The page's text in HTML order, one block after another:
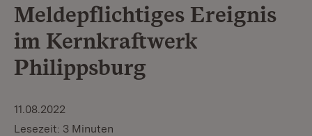
Meldepflichtiges Ereignis
im Kernkraftwerk
Philippsburg
11.08.2022
Lesezeit: 3 Minuten